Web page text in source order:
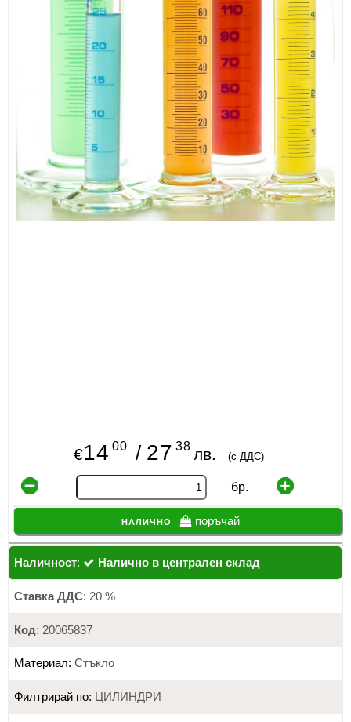
ИЗКУСТВА
СПОРТ
МЕБЕЛИ И ОБОРУДВАНЕ
КАНЦЕЛАРСКИ МАТЕРИАЛИ
КНИГИ И УЧЕБНИЦИ
БДП
€14 00 / 27 38 лв. (с ДДС)
бр.
налично поръчай
Наличност: Налично в централен склад
Ставка ДДС: 20 %
Код: 20065837
Материал: Стъкло
Филтрирай по: ЦИЛИНДРИ